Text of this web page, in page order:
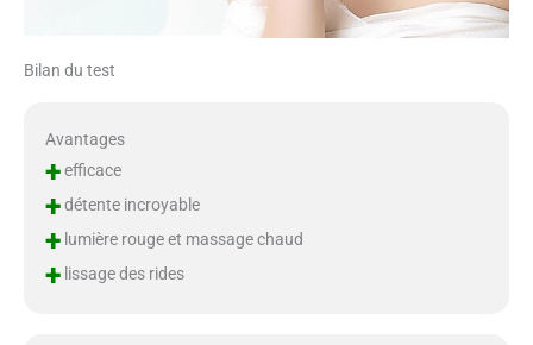
Bilan du test
Avantages
+efficace
+détente incroyable
+lumière rouge et massage chaud
+lissage des rides